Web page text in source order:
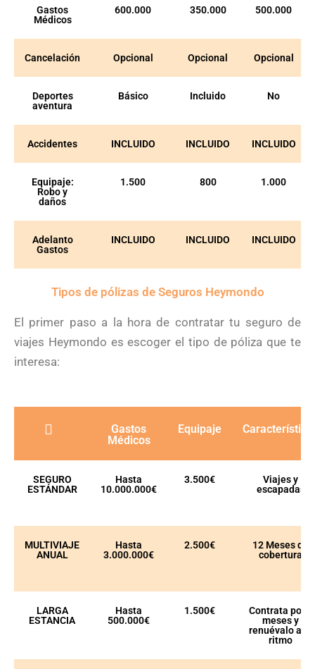
Gastos
Médicos
600.000 350.000 500.000
Cancelación Opcional Opcional Opcional
Deportes
aventura
Básico Incluido No
Accidentes INCLUIDO INCLUIDO INCLUIDO
Equipaje:
Robo y
daños
1.500 800 1.000
Adelanto
Gastos
INCLUIDO INCLUIDO INCLUIDO
Tipos de pólizas de Seguros Heymondo
El primer paso a la hora de contratar tu seguro de
viajes Heymondo es escoger el tipo de póliza que te
interesa:
Gastos
Médicos
Equipaje
SEGURO
ESTÁNDAR
Hasta
10.000.000€
3.500€
Viajes y
escapadas
MULTIVIAJE
ANUAL
Hasta
3.000.000€
2.500€
12 Meses de
cobertura
LARGA
ESTANCIA
Hasta
500.000€
1.500€
Contrata por 3
meses y
renuévalo a tu
ritmo